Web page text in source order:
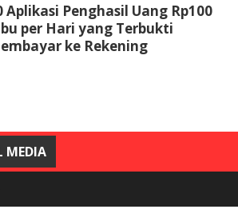
Aplikasi Penghasil Uang Rp100
per Hari yang Terbukti
ke Rekening
MEDIA
TwitterYouTube